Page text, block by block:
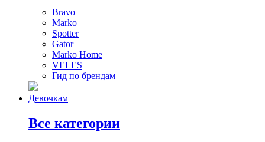
Bravo
Marko
Spotter
Gator
Marko Home
VELES
Гид по брендам
Девочкам
Все категории